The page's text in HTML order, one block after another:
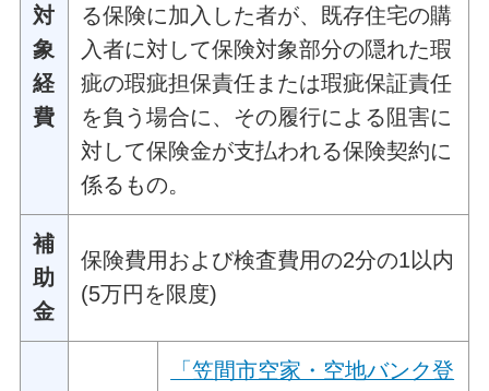
対
象
経
費
る保険に加入した者が、既存住宅の購
入者に対して保険対象部分の隠れた瑕
疵の瑕疵担保責任または瑕疵保証責任
を負う場合に、その履行による阻害に
対して保険金が支払われる保険契約に
係るもの。
補
助
金
保険費用および検査費用の2分の1以内
(5万円を限度)
「笠間市空家・空地バンク登